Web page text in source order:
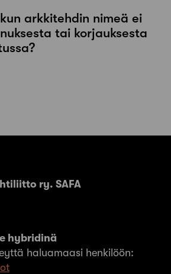
arkkitehdin nimeä ei
tai korjauksesta
ry. SAFA
hybridinä
haluamaasi henkilöön: